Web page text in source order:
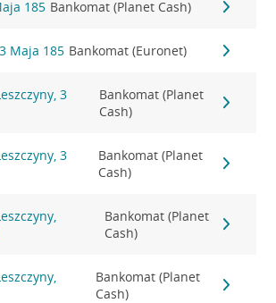
185 Bankomat (Planet Cash)
Maja 185 Bankomat (Euronet)
3
Bankomat (Planet
Cash)
3
Bankomat (Planet
Cash)
Bankomat (Planet
Cash)
Bankomat (Planet
Cash)